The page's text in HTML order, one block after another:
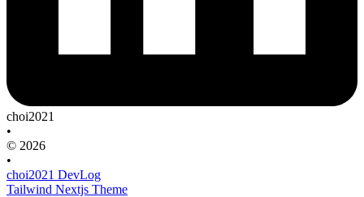
choi2021
•
© 2026
•
choi2021 DevLog
Tailwind Nextjs Theme